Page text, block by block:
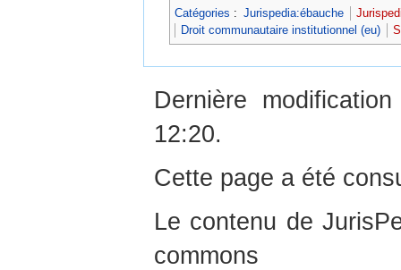
Catégories : Jurispedia:ébauche
Droit communautaire institutionnel (eu)
Dernière
12:20.
Cette page a été
Le contenu de
commons